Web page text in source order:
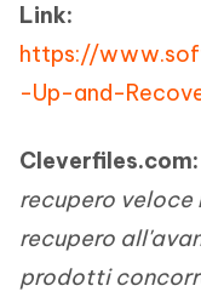
Link:
https://
-Up-and-
Cleverfiles.com:
recupero veloce
recupero
prodotti